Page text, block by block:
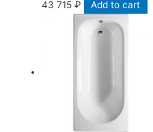
43 715₽ Add to cart